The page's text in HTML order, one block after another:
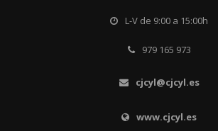
L-V de 9:00 a 15:00h
979 165 973
cjcyl@cjcyl.es
www.cjcyl.es